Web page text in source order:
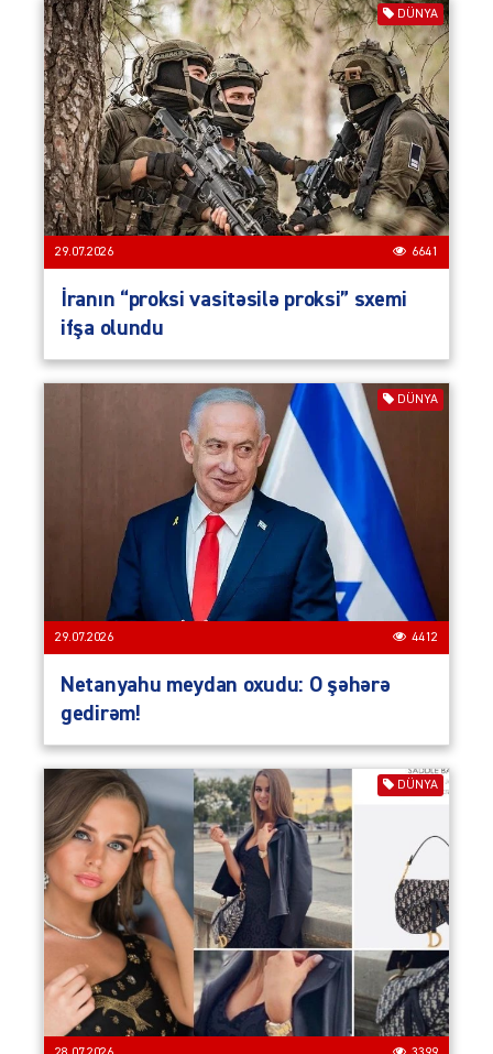
DÜNYA
29.07.2026 6641
İranın “proksi vasitəsilə proksi” sxemi
ifşa olundu
DÜNYA
29.07.2026 4412
Netanyahu meydan oxudu: O şəhərə
gedirəm!
DÜNYA